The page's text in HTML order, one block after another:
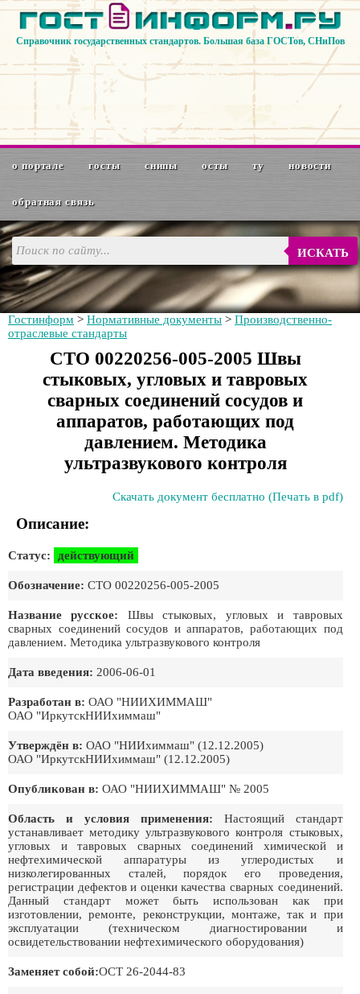
Справочник государственных стандартов. Большая база ГОСТов, СНиПов
о портале госты снипы осты ту новости
обратная связь
ИСКАТЬ
Гостинформ > Нормативные документы > Производственно-
отраслевые стандарты
СТО 00220256-005-2005 Швы
стыковых, угловых и тавровых
сварных соединений сосудов и
аппаратов, работающих под
давлением. Методика
ультразвукового контроля
Скачать документ бесплатно (Печать в pdf)
Описание:
Статус: действующий
Обозначение: СТО 00220256-005-2005
Название русское: Швы стыковых, угловых и тавровых
сварных соединений сосудов и аппаратов, работающих под
давлением. Методика ультразвукового контроля
Дата введения: 2006-06-01
Разработан в: ОАО "НИИХИММАШ"
ОАО "ИркутскНИИхиммаш"
Утверждён в: ОАО "НИИхиммаш" (12.12.2005)
ОАО "ИркутскНИИхиммаш" (12.12.2005)
Опубликован в: ОАО "НИИХИММАШ" № 2005
Область и условия применения: Настоящий стандарт
устанавливает методику ультразвукового контроля стыковых,
угловых и тавровых сварных соединений химической и
нефтехимической аппаратуры из углеродистых и
низколегированных сталей, порядок его проведения,
регистрации дефектов и оценки качества сварных соединений.
Данный стандарт может быть использован как при
изготовлении, ремонте, реконструкции, монтаже, так и при
эксплуатации (техническом диагностировании и
освидетельствовании нефтехимического оборудования)
Заменяет собой:ОСТ 26-2044-83